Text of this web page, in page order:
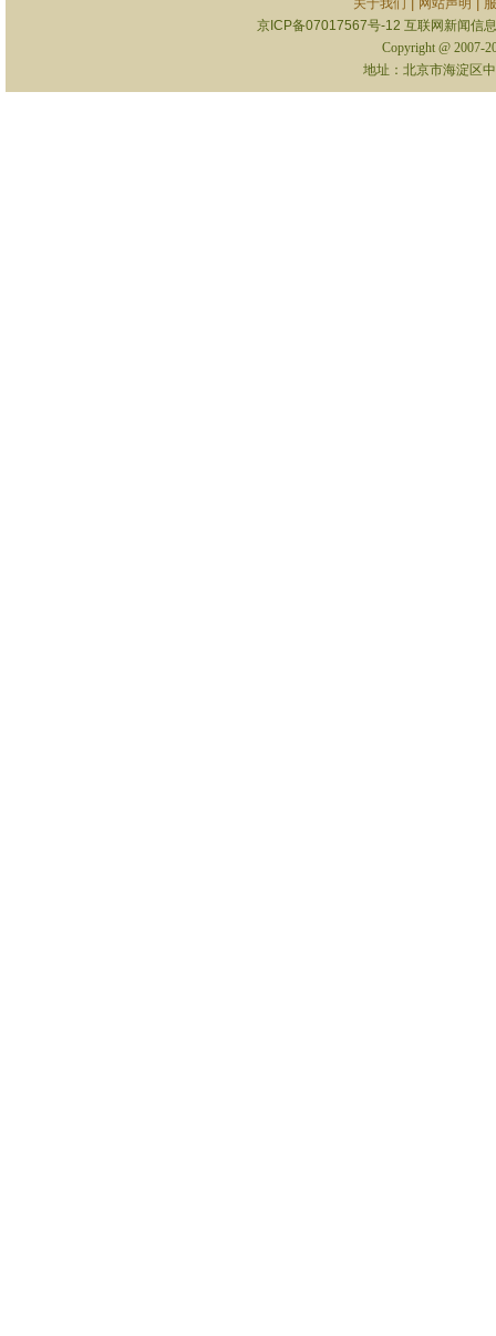
关于我们 网站声明
京ICP备07017567号-12 互联网新闻信
Copyright @ 2007-
地址：北京市海淀区